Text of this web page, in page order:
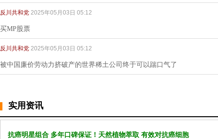
反川共和党 2025年05月03日 05:12
买MP股票
反川共和党 2025年05月03日 05:12
被中国廉价劳动力挤破产的世界稀土公司终于可以踹口气了
实用资讯
抗癌明星组合 多年口碑保证！天然植物萃取 有效对抗癌细胞